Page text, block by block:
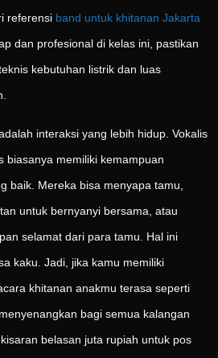
referensi band untuk khitanan Jakarta
dan profesional di kelas ini, pastikan
kebutuhan listrik dan luas
interaksi yang lebih hidup. Vokalis
biasanya memiliki kemampuan
baik. Mereka bisa menyapa tamu,
untuk bernyanyi bersama, atau
selamat dari para tamu. Hal ini
kaku. Jadi, jika kamu memiliki
khitanan anakmu terasa seperti
bagi semua kalangan
belasan juta rupiah untuk pos